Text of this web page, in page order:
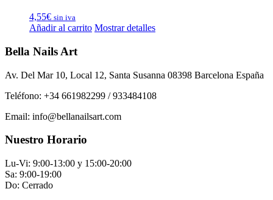
4,55€ sin iva
Añadir al carrito Mostrar detalles
Bella Nails Art
Av. Del Mar 10, Local 12, Santa Susanna 08398 Barcelona España
Teléfono: +34 661982299 / 933484108
Email: info@bellanailsart.com
Nuestro Horario
Lu-Vi: 9:00-13:00 y 15:00-20:00
Sa: 9:00-19:00
Do: Cerrado